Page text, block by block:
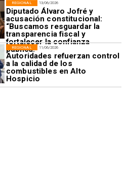
13/06/2026
Diputado Álvaro Jofré y
acusación constitucional:
“Buscamos resguardar la
transparencia fiscal y
fortalecer la confianza
pública.”
REGIONAL
11/06/2026
Autoridades refuerzan control
a la calidad de los
combustibles en Alto
Hospicio
REGIONAL